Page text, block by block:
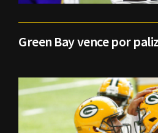
Green Bay vence por